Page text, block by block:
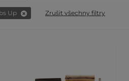
Up Zrušit všechny filtry